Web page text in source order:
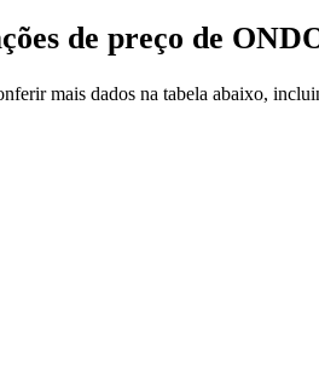
de preço de
mais dados na tabela abaixo,